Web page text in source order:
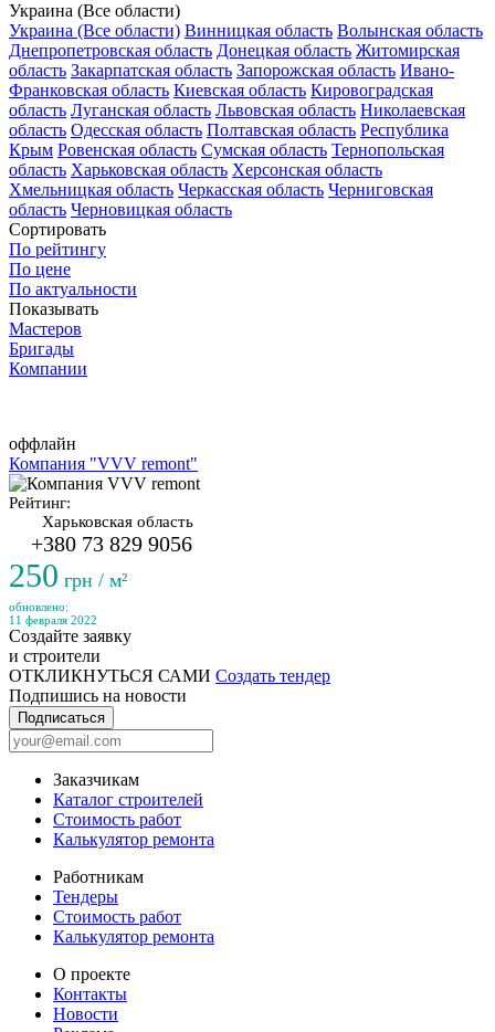
Украина (Все области)
Украина (Все области) Винницкая область Волынская область
Днепропетровская область Донецкая область Житомирская
область Закарпатская область Запорожская область Ивано-
Франковская область Киевская область Кировоградская
область Луганская область Львовская область Николаевская
область Одесская область Полтавская область Республика
Крым Ровенская область Сумская область Тернопольская
область Харьковская область Херсонская область
Хмельницкая область Черкасская область Черниговская
область Черновицкая область
Сортировать
По рейтингу
По цене
По актуальности
Показывать
Мастеров
Бригады
Компании
оффлайн
Компания "VVV remont"
Рейтинг:
Харьковская область
+380 73 829 9056
250 грн / м²
обновлено:
11 февраля 2022
Создайте заявку
и строители
ОТКЛИКНУТЬСЯ САМИ Создать тендер
Подпишись на новости
Подписаться
Заказчикам
Каталог строителей
Стоимость работ
Калькулятор ремонта
Работникам
Тендеры
Стоимость работ
Калькулятор ремонта
О проекте
Контакты
Новости